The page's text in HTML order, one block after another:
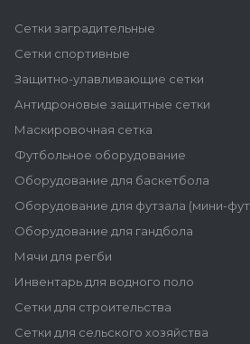
Сетки заградительные
Сетки спортивные
Защитно-улавливающие сетки
Антидроновые защитные сетки
Маскировочная сетка
Футбольное оборудование
Оборудование для баскетбола
Оборудование для футзала (мини-
Оборудование для гандбола
Мячи для регби
Инвентарь для водного поло
Сетки для строительства
Сетки для сельского хозяйства